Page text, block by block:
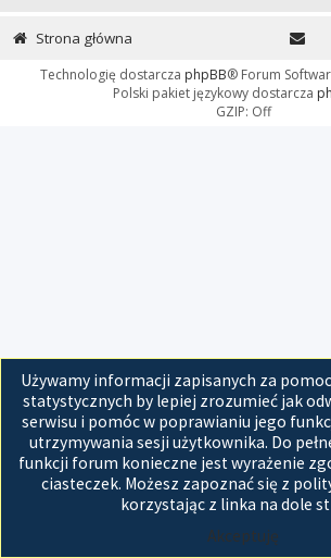
Używamy informacji zapisanych za
statystycznych by lepiej zrozumieć jak
serwisu i pomóc w poprawianiu jego
utrzymywania sesji użytkownika. Do
funkcji forum konieczne jest wyrażenie
ciasteczek. Możesz zapoznać się z
korzystając z linka na dole
Akceptuję
Strona główna
Technologię dostarcza phpBB® Forum
Polski pakiet językowy dostarcza
GZIP: Off